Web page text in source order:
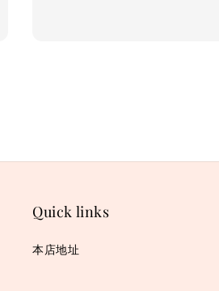
Quick links
本店地址